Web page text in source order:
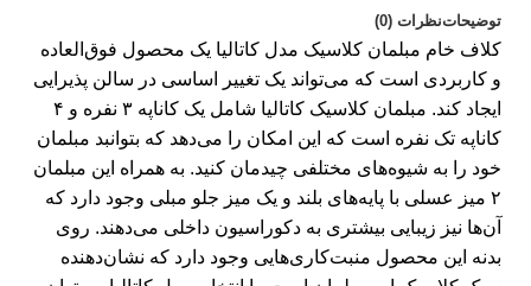
توضیحاتنظرات (0)
کلاف خام مبلمان کلاسیک مدل کاتالیا یک محصول فوق‌العاده
و کاربردی است که می‌تواند یک تغییر اساسی در سالن پذیرایی
ایجاد کند. مبلمان کلاسیک کاتالیا شامل یک کاناپه ۳ نفره و ۴
کاناپه تک نفره است که این امکان را می‌دهد که بتوانبد مبلمان
خود را به شیوه‌های مختلفی چیدمان کنید. به همراه این مبلمان‌
۲ میز عسلی با پایه‌های بلند و یک میز جلو مبلی وجود دارد که
آن‌ها نیز زیبایی بیشتری به دکوراسیون داخلی می‌دهند. روی
بدنه این محصول منبت‌کاری‌هایی وجود دارد که نشان‌دهنده